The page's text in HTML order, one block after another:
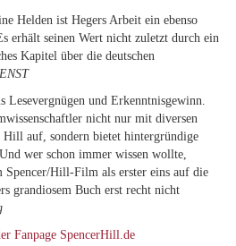
Helden ist Hegers Arbeit ein ebenso
erhält seinen Wert nicht zuletzt durch ein
Kapitel über die deutschen
Lesevergnügen und Erkenntnisgewinn.
nicht nur mit diversen
auf, sondern bietet hintergründige
wer schon immer wissen wollte,
Spencer/Hill-Film als erster eins auf die
grandiosem Buch erst recht nicht
Fanpage SpencerHill.de